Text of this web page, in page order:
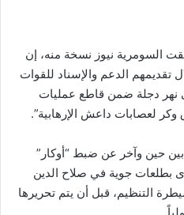
السومرية نيوز نسخة منه، إن
الدعم والإسناد للقوات
نهر دجلة ضمن قاطع عمليات
لعصابات داعش الإرهابية”.
بين حين وآخر عن ضبط “أوكار”
بطلعات جوية في صلاح الدين
التنظيم، قبل أن يتم تحريرها